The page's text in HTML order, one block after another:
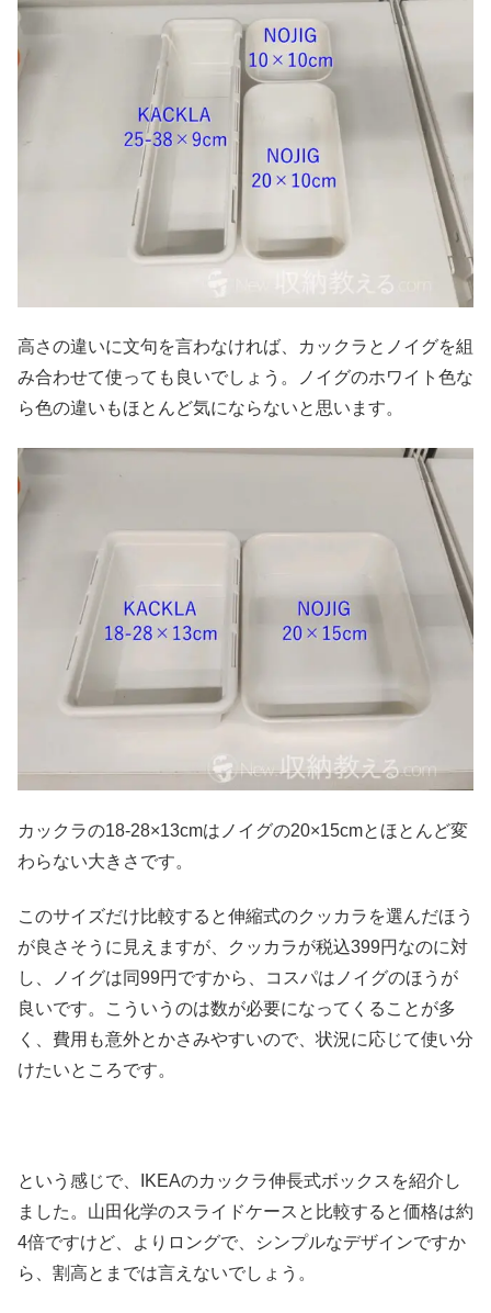
高さの違いに文句を言わなければ、カックラとノイグを組
み合わせて使っても良いでしょう。ノイグのホワイト色な
ら色の違いもほとんど気にならないと思います。
カックラの18-28×13cmはノイグの20×15cmとほとんど変
わらない大きさです。
このサイズだけ比較すると伸縮式のクッカラを選んだほう
が良さそうに見えますが、クッカラが税込399円なのに対
し、ノイグは同99円ですから、コスパはノイグのほうが
良いです。こういうのは数が必要になってくることが多
く、費用も意外とかさみやすいので、状況に応じて使い分
けたいところです。
という感じで、IKEAのカックラ伸長式ボックスを紹介し
ました。山田化学のスライドケースと比較すると価格は約
4倍ですけど、よりロングで、シンプルなデザインですか
ら、割高とまでは言えないでしょう。